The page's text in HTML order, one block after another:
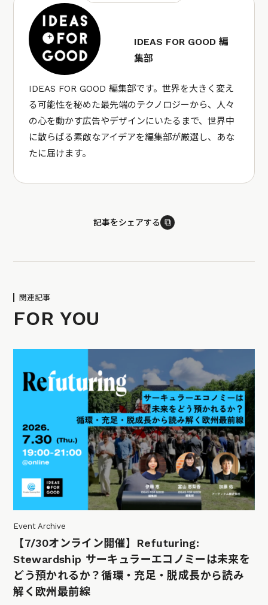
IDEAS FOR GOOD 編
集部
IDEAS FOR GOOD 編集部です。世界を大きく変え
る可能性を秘めた最先端のテクノロジーから、人々
の心を動かす広告やデザインにいたるまで、世界中
に散らばる素敵なアイデアを編集部が厳選し、あな
たに届けます。
記事をシェアする ⧉
関連記事
FOR YOU
Event Archive
【7/30オンライン開催】Refuturing:
Stewardship サーキュラーエコノミーは未来を
どう預かれるか？循環・充足・脱成長から読み
解く欧州最前線